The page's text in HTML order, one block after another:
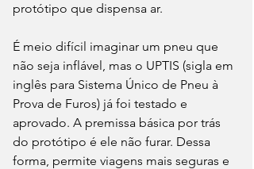
protótipo que dispensa ar.
É meio difícil imaginar um pneu que
não seja inflável, mas o UPTIS (sigla em
inglês para Sistema Único de Pneu à
Prova de Furos) já foi testado e
aprovado. A premissa básica por trás
do protótipo é ele não furar. Dessa
forma, permite viagens mais seguras e